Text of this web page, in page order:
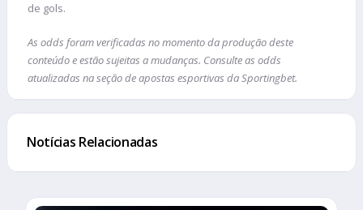
de gols.
As odds foram verificadas no momento da produção deste
conteúdo e estão sujeitas a mudanças. Consulte as odds
atualizadas na seção de apostas esportivas da Sportingbet.
Notícias Relacionadas